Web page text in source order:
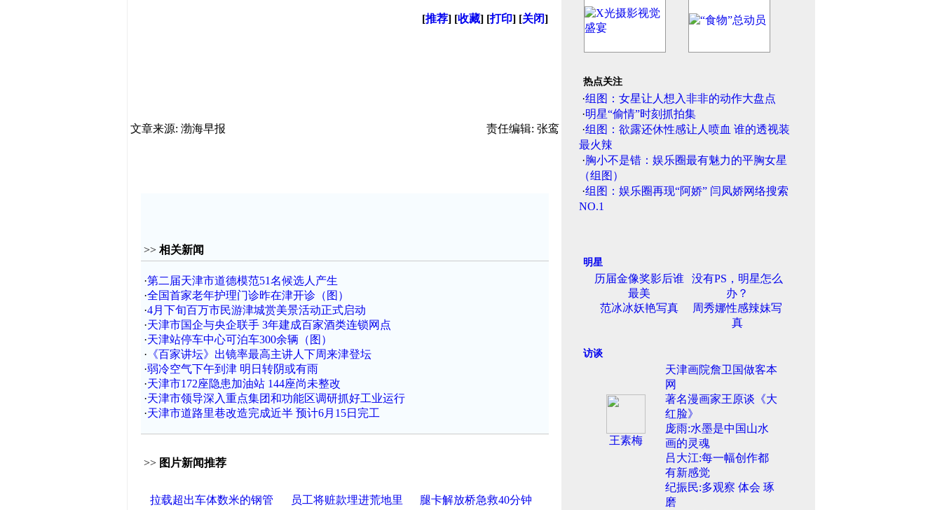
[推荐] [收藏] [打印] [关闭]
文章来源: 渤海早报 责任编辑: 张鸾
>> 相关新闻
·第二届天津市道德模范51名候选人产生
·全国首家老年护理门诊昨在津开诊（图）
·4月下旬百万市民游津城赏美景活动正式启动
·天津市国企与央企联手 3年建成百家酒类连锁网点
·天津站停车中心可泊车300余辆（图）
· 《百家讲坛》出镜率最高主讲人下周来津登坛
·弱冷空气下午到津 明日转阴或有雨
·天津市172座隐患加油站 144座尚未整改
·天津市领导深入重点集团和功能区调研抓好工业运行
·天津市道路里巷改造完成近半 预计6月15日完工
>> 图片新闻推荐
拉载超出车体数米的钢管 员工将赃款埋进荒地里 腿卡解放桥急救40分钟
热点关注
·组图：女星让人想入非非的动作大盘点
·明星“偷情”时刻抓拍集
·组图：欲露还休性感让人喷血 谁的透视装
最火辣
·胸小不是错：娱乐圈最有魅力的平胸女星
（组图）
·组图：娱乐圈再现“阿娇” 闫凤娇网络搜索
NO.1
明星
历届金像奖影后谁
最美
没有PS，明星怎么
办？
范冰冰妖艳写真
周秀娜性感辣妹写
真
访谈
王素梅
天津画院詹卫国做客本
网
著名漫画家王原谈《大
红脸》
庞雨:水墨是中国山水
画的灵魂
吕大江:每一幅创作都
有新感觉
纪振民:多观察 体会 琢
磨